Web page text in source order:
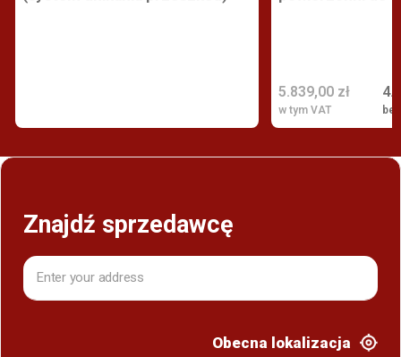
5.839,00 zł
w tym VAT
Znajdź sprzedawcę
Obecna lokalizacja